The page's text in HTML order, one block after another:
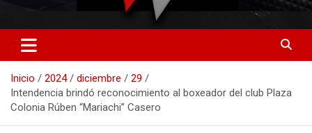
RO CONTENIDOS
Inicio 2024 diciembre
29
Intendencia brindó reconocimiento al boxeador del club Plaza
Colonia Rúben “Mariachi” Casero